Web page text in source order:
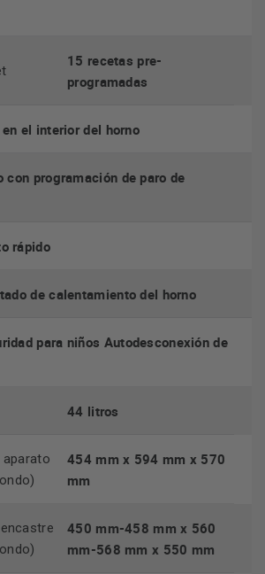
necesitas saber: funciones, indicación
15 recetas pre-
programadas
el interior del horno
con programación de paro de
rápido
de calentamiento del horno
para niños Autodesconexión de
44 litros
aparato
454 mm x 594 mm x 570
mm
450 mm-458 mm x 560
mm-568 mm x 550 mm